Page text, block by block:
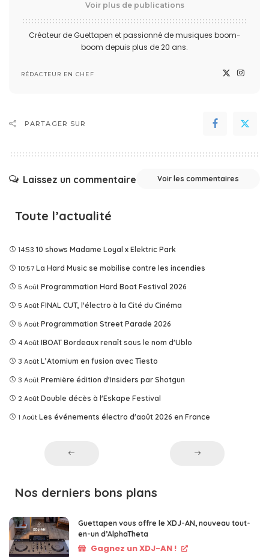
Voir plus de publications
Créateur de Guettapen et passionné de musiques boom-
boom depuis plus de 20 ans.
RÉDACTEUR EN CHEF
PARTAGER SUR
Laissez un commentaire Voir les commentaires
Toute l’actualité
14:53 10 shows Madame Loyal x Elektric Park
10:57 La Hard Music se mobilise contre les incendies
5 Août Programmation Hard Boat Festival 2026
5 Août FINAL CUT, l'électro à la Cité du Cinéma
5 Août Programmation Street Parade 2026
4 Août IBOAT Bordeaux renaît sous le nom d'Ublo
3 Août L’Atomium en fusion avec Tîesto
3 Août Première édition d'Insiders par Shotgun
2 Août Double décès à l'Eskape Festival
1 Août Les événements électro d'août 2026 en France
Nos derniers bons plans
Guettapen vous offre le XDJ-AN, nouveau tout-
en-un d’AlphaTheta
Gagnez un XDJ-AN !